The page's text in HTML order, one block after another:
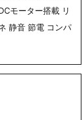
モーター搭載 リ
静音 節電 コンパ